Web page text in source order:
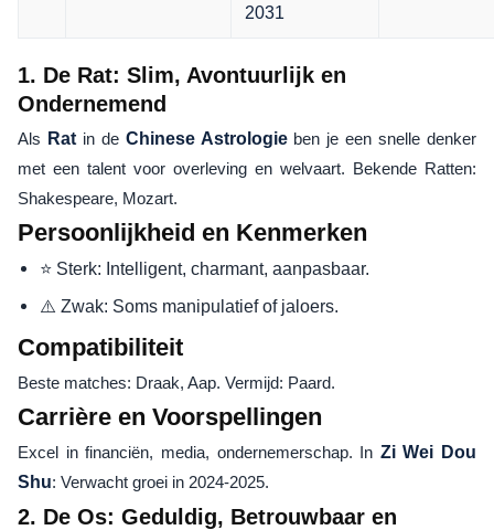
2031
1. De Rat: Slim, Avontuurlijk en
Ondernemend
Als Ratin de Chinese Astrologieben je een snelle denker
met een talent voor overleving en welvaart. Bekende Ratten:
Shakespeare, Mozart.
Persoonlijkheid en Kenmerken
⭐ Sterk: Intelligent, charmant, aanpasbaar.
⚠️ Zwak: Soms manipulatief of jaloers.
Compatibiliteit
Beste matches: Draak, Aap. Vermijd: Paard.
Carrière en Voorspellingen
Excel in financiën, media, ondernemerschap. In Zi Wei Dou
Shu: Verwacht groei in 2024-2025.
2. De Os: Geduldig, Betrouwbaar en